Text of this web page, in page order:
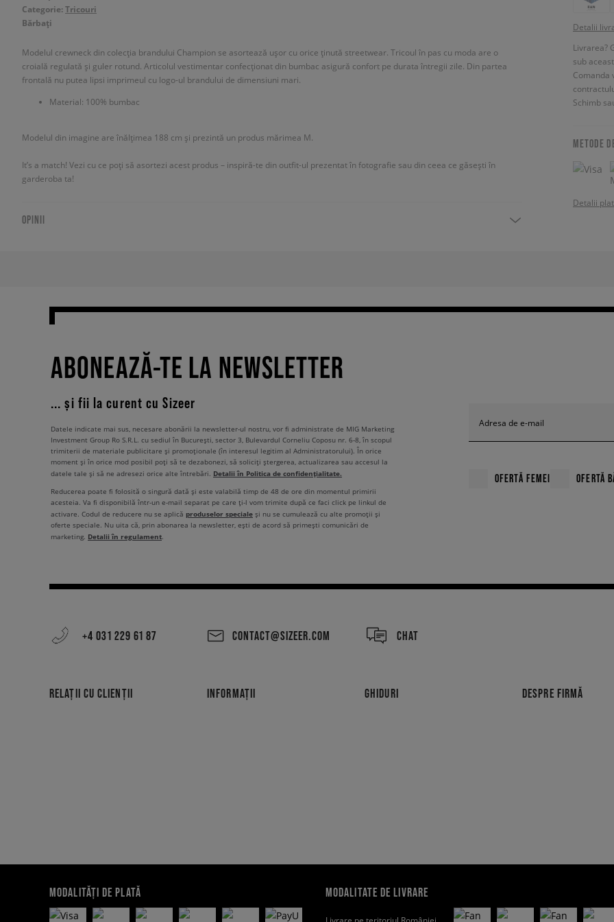
Categorie:Tricouri
Bărbați
Modelul crewneck din colecția brandului Champion se asortează ușor cu orice ținută streetwear. Tricoul în pas cu moda are o
croială regulată și guler rotund. Articolul vestimentar confecționat din bumbac asigură confort pe durata întregii zile. Din partea
frontală nu putea lipsi imprimeul cu logo-ul brandului de dimensiuni mari.
Material: 100% bumbac
Modelul din imagine are înălțimea 188 cm și prezintă un produs mărimea M.
It’s a match! Vezi cu ce poți să asortezi acest produs – inspiră-te din outfit-ul prezentat în fotografie sau din ceea ce găsești în
garderoba ta!
OPINII
Detalii
Livrarea?
sub
Comanda
Schimb
METODE
Detalii
ABONEAZĂ-TE LA NEWSLETTER
... și fii la curent cu Sizeer
Adresa de e-mail
OFERTĂ FEMEI OFERTĂ
Datele indicate mai sus, necesare abonării la newsletter-ul nostru, vor fi administrate de MIG Marketing
Investment Group Ro S.R.L. cu sediul în București, sector 3, Bulevardul Corneliu Coposu nr. 6-8, în scopul
trimiterii de materiale publicitare și promoționale (în interesul legitim al Administratorului). În orice
moment și în orice mod posibil poți să te dezabonezi, să soliciți ștergerea, actualizarea sau accesul la
datele tale și să ne adresezi orice alte întrebări. Detalii în Politica de confidențialitate.
Reducerea poate fi folosită o singură dată și este valabilă timp de 48 de ore din momentul primirii
acesteia. Va fi disponibilă într-un e-mail separat pe care ți-l vom trimite după ce faci click pe linkul de
activare. Codul de reducere nu se aplică produselor speciale și nu se cumulează cu alte promoții și
oferte speciale. Nu uita că, prin abonarea la newsletter, ești de acord să primești comunicări de
marketing. Detalii în regulament.
+4 031 229 61 87 CONTACT@SIZEER.COM CHAT
RELAȚII CU CLIENȚII INFORMAȚII GHIDURI DESPRE FIRMĂ
MODALITĂȚI DE PLATĂ MODALITATE DE LIVRARE